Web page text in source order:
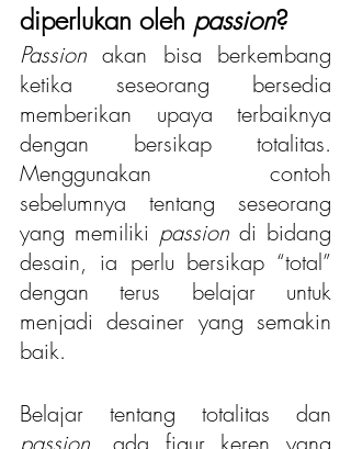
diperlukan oleh passion?
Passion akan bisa berkembang
ketika seseorang bersedia
memberikan upaya terbaiknya
dengan bersikap totalitas.
Menggunakan contoh
sebelumnya tentang seseorang
yang memiliki passion di bidang
desain, ia perlu bersikap “total”
dengan terus belajar untuk
menjadi desainer yang semakin
baik.
passion, ada figur keren yang